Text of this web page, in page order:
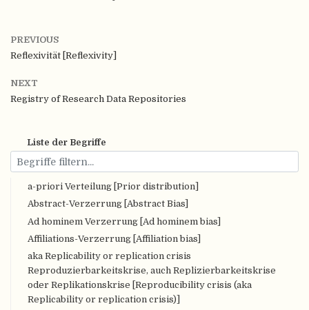
Liste der Begriffe
a-priori Verteilung [Prior distribution]
Abstract-Verzerrung [Abstract Bias]
Ad hominem Verzerrung [Ad hominem bias]
Affiliations-Verzerrung [Affiliation bias]
aka Replicability or replication crisis
Reproduzierbarkeitskrise, auch Replizierbarkeitskrise
oder Replikationskrise [Reproducibility crisis (aka
Replicability or replication crisis)]
PREVIOUS
Reflexivität [Reflexivity]
NEXT
Registry of Research Data Repositories